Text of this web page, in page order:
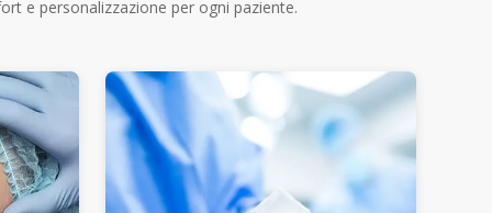
e personalizzazione per ogni paziente.